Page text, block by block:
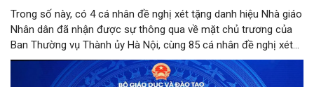
Trong số này, có 4 cá nhân đề nghị xét tặng danh hiệu Nhà giáo
Nhân dân đã nhận được sự thông qua về mặt chủ trương của
Ban Thường vụ Thành ủy Hà Nội, cùng 85 cá nhân đề nghị xét
tặng danh hiệu Nhà giáo Ưu tú đạt tỷ lệ từ 90% tổng số phiếu
đồng ý của các thành viên Hội đồng.